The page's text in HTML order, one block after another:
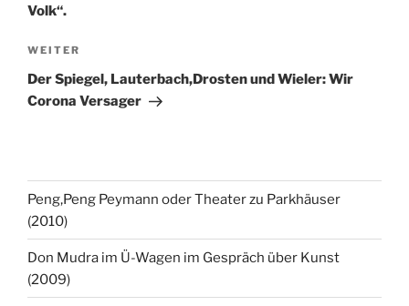
Volk“.
Nächster
Beitrag
WEITER
Der Spiegel, Lauterbach,Drosten und Wieler: Wir
Corona Versager
Peng,Peng Peymann oder Theater zu Parkhäuser
(2010)
Don Mudra im Ü-Wagen im Gespräch über Kunst
(2009)